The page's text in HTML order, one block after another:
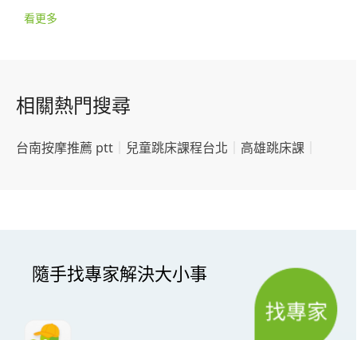
看更多
相關熱門搜尋
台南按摩推薦 ptt 兒童跳床課程台北 高雄跳床課
隨手找專家解決大小事